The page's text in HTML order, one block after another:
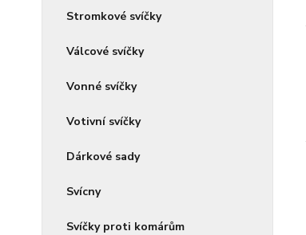
Stromkové svíčky
Válcové svíčky
Vonné svíčky
Votivní svíčky
Dárkové sady
Svícny
Svíčky proti komárům